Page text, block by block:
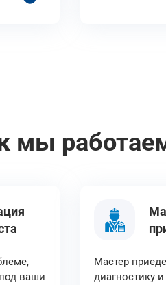
мы
ваши
Мастер
диагностику